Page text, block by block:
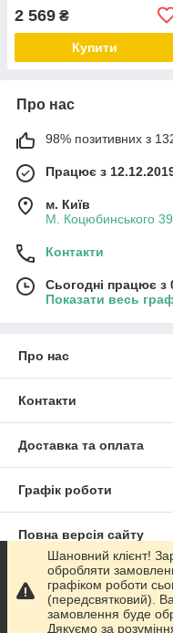
2 569 ₴
Купити
Про нас
98% позитивних з 132
Працює з
м. Київ
М. Коцюбинського
Контакти
Сьогодні працює з
Показати весь
Про нас
Контакти
Доставка та оплата
Графік роботи
Повна версія сайту
Сайт створено на
Політика
Шановний клієнт!
обробляти
графіком роботи
(передсвятковий).
замовлення буде
Дякуємо за